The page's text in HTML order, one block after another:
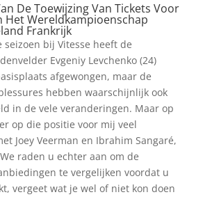
De Toewijzing Van Tickets Voor
Het Wereldkampioenschap
Frankrijk
seizoen bij Vitesse heeft de
Evgeniy Levchenko (24)
afgewongen, maar de
hebben waarschijnlijk ook
in de vele veranderingen. Maar op
op die positie voor mij veel
Joey Veerman en Ibrahim Sangaré,
raden u echter aan om de
te vergelijken voordat u
vergeet wat je wel of niet kon doen